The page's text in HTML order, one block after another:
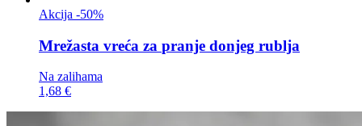
Akcija -50%
Mrežasta vreća za pranje donjeg rublja
Na zalihama
1,68 €